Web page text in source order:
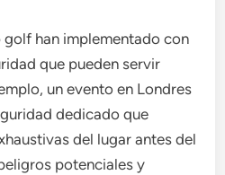
han implementado con
que pueden servir
un evento en Londres
dedicado que
del lugar antes del
potenciales y